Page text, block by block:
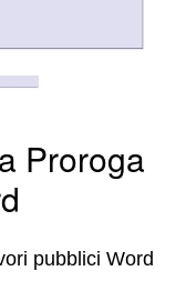
Proroga
pubblici Word